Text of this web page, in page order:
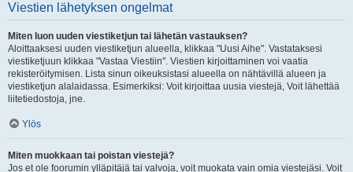
Viestien lähetyksen ongelmat
Miten luon uuden viestiketjun tai lähetän vastauksen?
Aloittaaksesi uuden viestiketjun alueella, klikkaa "Uusi Aihe". Vastataksesi
viestiketjuun klikkaa "Vastaa Viestiin". Viestien kirjoittaminen voi vaatia
rekisteröitymisen. Lista sinun oikeuksistasi alueella on nähtävillä alueen ja
viestiketjun alalaidassa. Esimerkiksi: Voit kirjoittaa uusia viestejä, Voit lähettää
liitetiedostoja, jne.
Ylös
Miten muokkaan tai poistan viestejä?
Jos et ole foorumin ylläpitäjä tai valvoja, voit muokata vain omia viestejäsi. Voit